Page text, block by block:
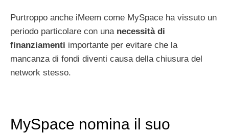
Purtroppo anche iMeem come MySpace ha vissuto un
periodo particolare con una necessità di
finanziamenti importante per evitare che la
mancanza di fondi diventi causa della chiusura del
network stesso.
MySpace nomina il suo